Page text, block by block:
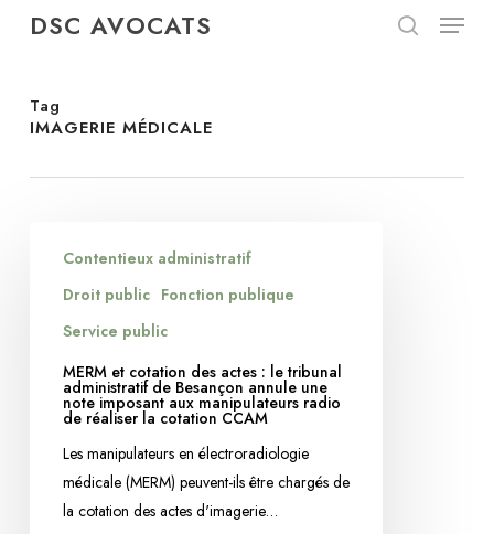
content
DSC AVOCATS Menu
Tag
IMAGERIE MÉDICALE
cotation
administratif
Besançon
Contentieux administratif
Droit public Fonction publique
Service public
MERM et cotation des actes : le tribunal
administratif de Besançon annule une
note imposant aux manipulateurs radio
de réaliser la cotation CCAM
Les manipulateurs en électroradiologie
médicale (MERM) peuvent-ils être chargés de
la cotation des actes d'imagerie…